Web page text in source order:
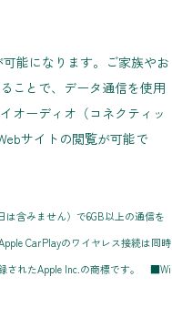
能になります。ご家族やお
ことで、データ通信を使用
オーディオ（コネクティッ
サイトの閲覧が可能で
含みません）で6GB以上の通信を
CarPlayのワイヤレス接続は同時
されたApple Inc.の商標です。 ■Wi